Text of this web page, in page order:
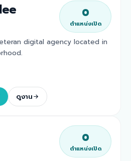
0
ตำแหน่งเปิด
digital agency located in
ดูงาน
0
ตำแหน่งเปิด